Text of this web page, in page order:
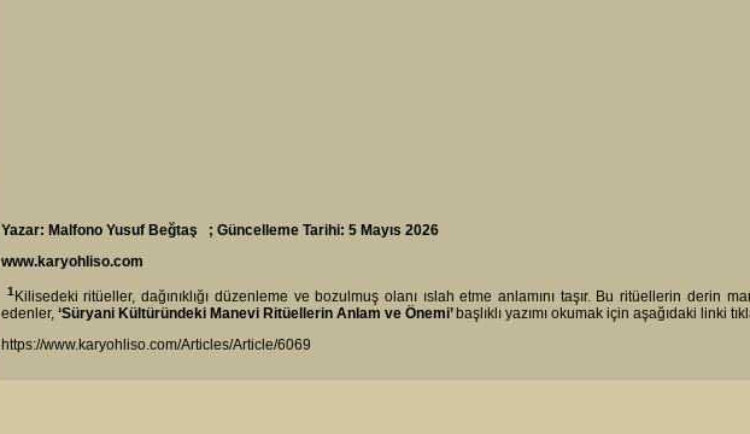
Yazar: Malfono Yusuf Beğtaş ; Güncelleme Tarihi: 5 Mayıs 2026
www.karyohliso.com
1Kilisedeki ritüeller, dağınıklığı düzenleme ve bozulmuş olanı ıslah etme anlamını taşır. Bu ritüellerin derin
edenler, ‘Süryani Kültüründeki Manevi Ritüellerin Anlam ve Önemi’ başlıklı yazımı okumak için aşağıdaki linki
https://www.karyohliso.com/Articles/Article/6069